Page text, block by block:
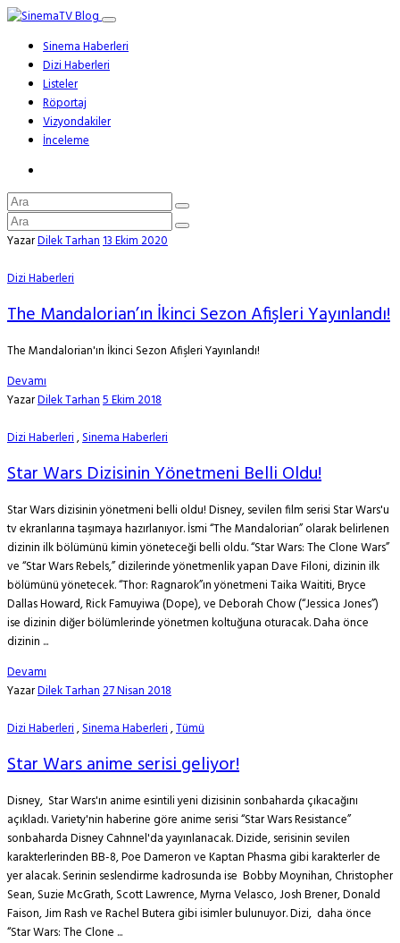
Sinema Haberleri
Dizi Haberleri
Listeler
Röportaj
Vizyondakiler
İnceleme
YazarDilek Tarhan13 Ekim 2020
Dizi Haberleri
The Mandalorian’ın İkinci Sezon Afişleri Yayınlandı!
The Mandalorian'ın İkinci Sezon Afişleri Yayınlandı!
Devamı
YazarDilek Tarhan5 Ekim 2018
Dizi Haberleri,Sinema Haberleri
Star Wars Dizisinin Yönetmeni Belli Oldu!
Star Wars dizisinin yönetmeni belli oldu! Disney, sevilen film serisi Star Wars'u
tv ekranlarına taşımaya hazırlanıyor. İsmi “The Mandalorian” olarak belirlenen
dizinin ilk bölümünü kimin yöneteceği belli oldu. “Star Wars: The Clone Wars”
ve “Star Wars Rebels,” dizilerinde yönetmenlik yapan Dave Filoni, dizinin ilk
bölümünü yönetecek. “Thor: Ragnarok”ın yönetmeni Taika Waititi, Bryce
Dallas Howard, Rick Famuyiwa (Dope), ve Deborah Chow (“Jessica Jones”)
ise dizinin diğer bölümlerinde yönetmen koltuğuna oturacak. Daha önce
dizinin ...
Devamı
YazarDilek Tarhan27 Nisan 2018
Dizi Haberleri,Sinema Haberleri,Tümü
Star Wars anime serisi geliyor!
Disney, Star Wars'ın anime esintili yeni dizisinin sonbaharda çıkacağını
açıkladı. Variety'nin haberine göre anime serisi “Star Wars Resistance”
sonbaharda Disney Cahnnel'da yayınlanacak. Dizide, serisinin sevilen
karakterlerinden BB-8, Poe Dameron ve Kaptan Phasma gibi karakterler de
yer alacak. Serinin seslendirme kadrosunda ise Bobby Moynihan, Christopher
Sean, Suzie McGrath, Scott Lawrence, Myrna Velasco, Josh Brener, Donald
Faison, Jim Rash ve Rachel Butera gibi isimler bulunuyor. Dizi, daha önce
“Star Wars: The Clone ...